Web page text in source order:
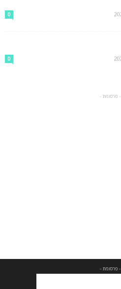
0
0
- פרסומת -
- פרסומת -